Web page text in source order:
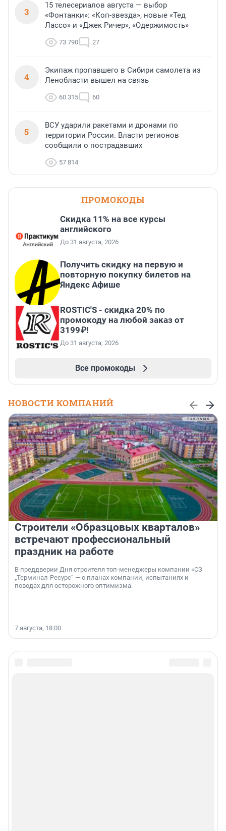
3
15 телесериалов августа — выбор
«Фонтанки»: «Коп-звезда», новые «Тед
Лассо» и «Джек Ричер», «Одержимость»
73 790 27
4
Экипаж пропавшего в Сибири самолета из
Ленобласти вышел на связь
60 315 60
5
ВСУ ударили ракетами и дронами по
территории России. Власти регионов
сообщили о пострадавших
57 814
ПРОМОКОДЫ
Скидка 11% на все курсы
английского
До 31 августа, 2026
Получить скидку на первую и
повторную покупку билетов на
Яндекс Афише
ROSTIC'S - скидка 20% по
промокоду на любой заказ от
3199₽!
До 31 августа, 2026
Все промокоды
НОВОСТИ КОМПАНИЙ
Строители «Образцовых кварталов»
встречают профессиональный
праздник на работе
В преддверии Дня строителя топ-менеджеры компании «СЗ
„Терминал-Ресурс“ — о планах компании, испытаниях и
поводах для осторожного оптимизма.
7 августа, 18:00